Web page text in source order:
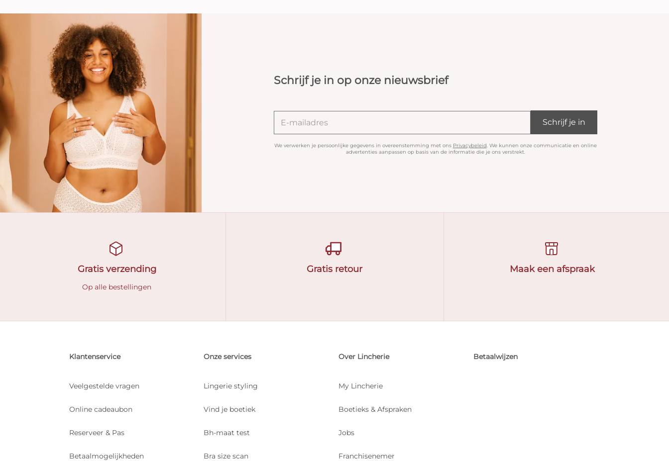
Schrijf je in op onze nieuwsbrief
We verwerken je persoonlijke gegevens in overeenstemming met ons Privacybeleid. We kunnen onze communicatie en online
advertenties aanpassen op basis van de informatie die je ons verstrekt.
Schrijf je in
Gratis verzending
Op alle bestellingen
Gratis retour Maak een afspraak
Klantenservice
Veelgestelde vragen
Online cadeaubon
Reserveer & Pas
Betaalmogelijkheden
Onze services
Lingerie styling
Vind je boetiek
Bh-maat test
Bra size scan
Over Lincherie
My Lincherie
Boetieks & Afspraken
Jobs
Franchisenemer
Betaalwijzen